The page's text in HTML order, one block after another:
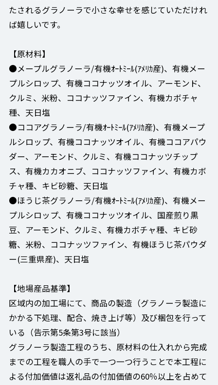
たされるグラノーラで小さな幸せを感じていただけれ
ば嬉しいです。
【原材料】
●メープルグラノーラ/有機ｵｰﾄﾐｰﾙ(ｱﾒﾘｶ産)、有機メー
プルシロップ、有機ココナッツオイル、アーモンド、
クルミ、米粉、ココナッツファイン、有機カボチャ
種、天日塩
●ココアグラノーラ/有機ｵｰﾄﾐｰﾙ(ｱﾒﾘｶ産)、有機メープ
ルシロップ、有機ココナッツオイル、有機ココアパウ
ダー、アーモンド、クルミ、有機ココナッツチップ
ス、有機カカオニブ、ココナッツファイン、有機カボ
チャ種、キビ砂糖、天日塩
●ほうじ茶グラノーラ/有機ｵｰﾄﾐｰﾙ(ｱﾒﾘｶ産)、有機メー
プルシロップ、有機ココナッツオイル、国産煎り黒
豆、アーモンド、クルミ、有機カボチャ種、キビ砂
糖、米粉、ココナッツファイン、有機ほうじ茶パウダ
ー(三重県産)、天日塩
【地場産品基準】
区域内の加工場にて、商品の製造（グラノーラ製造に
かかる下処理、配合、焼き上げ等）及び梱包を行って
いる（告示第5条第3号に該当）
グラノーラ製造工程のうち、原材料の仕入れから完成
までの工程を職人の手で一つ一つ行うことで本工程に
よる付加価値は返礼品の付加価値の60％以上を占めて